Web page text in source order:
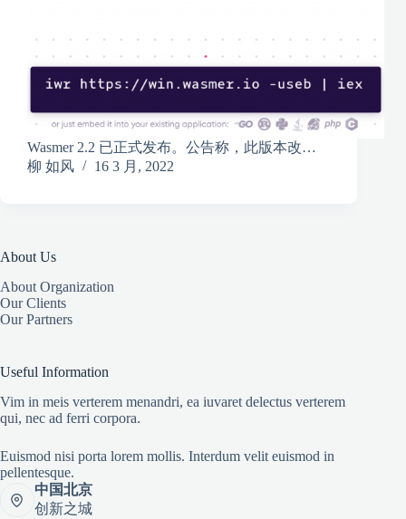
Wasmer 2.2 已正式发布。公告称，此版本改…
柳 如风
16 3 月, 2022
About Us
About Organization
Our Clients
Our Partners
Useful Information
Vim in meis verterem menandri, ea iuvaret delectus verterem
qui, nec ad ferri corpora.
Euismod nisi porta lorem mollis. Interdum velit euismod in
pellentesque.
中国北京
创新之城